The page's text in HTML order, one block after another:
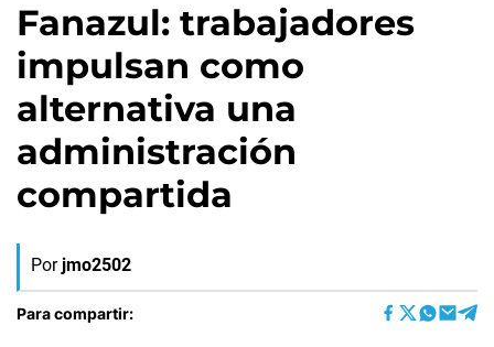
Fanazul: trabajadores
impulsan como
alternativa una
administración
compartida
Por jmo2502
Para compartir: